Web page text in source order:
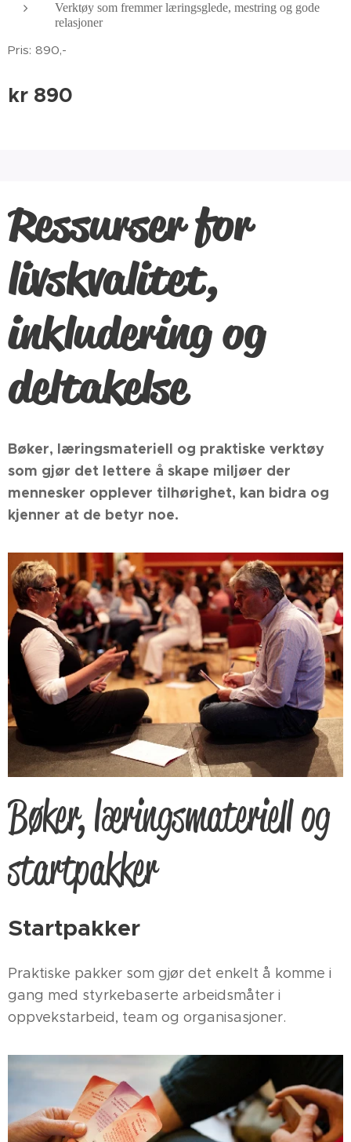
Verktøy som fremmer læringsglede, mestring og gode
relasjoner
Pris: 890,-
kr 890
Ressurser for
livskvalitet,
inkludering og
deltakelse
Bøker, læringsmateriell og praktiske verktøy
som gjør det lettere å skape miljøer der
mennesker opplever tilhørighet, kan bidra og
kjenner at de betyr noe.
Bøker, læringsmateriell og
startpakker
Startpakker
Praktiske pakker som gjør det enkelt å komme i
gang med styrkebaserte arbeidsmåter i
oppvekstarbeid, team og organisasjoner.